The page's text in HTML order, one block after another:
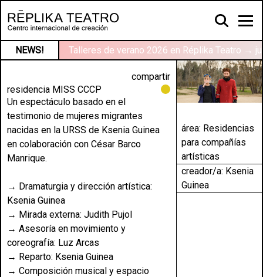
NEWS! Talleres de verano 2026 en Réplika Teatro →
compartir
residencia MISS CCCP
Un espectáculo basado en el
testimonio de mujeres migrantes
nacidas en la URSS de Ksenia Guinea
en colaboración con César Barco
Manrique.
→ Dramaturgia y dirección artística:
Ksenia Guinea
→ Mirada externa: Judith Pujol
→ Asesoría en movimiento y
coreografía: Luz Arcas
→ Reparto: Ksenia Guinea
→ Composición musical y espacio
área: Residencias
para compañías
artísticas
creador/a: Ksenia
Guinea